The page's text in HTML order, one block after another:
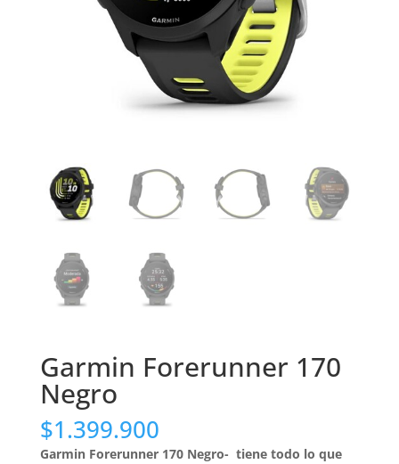
Garmin Forerunner 170
Negro
$1.399.900
Garmin Forerunner 170 Negro- tiene todo lo que